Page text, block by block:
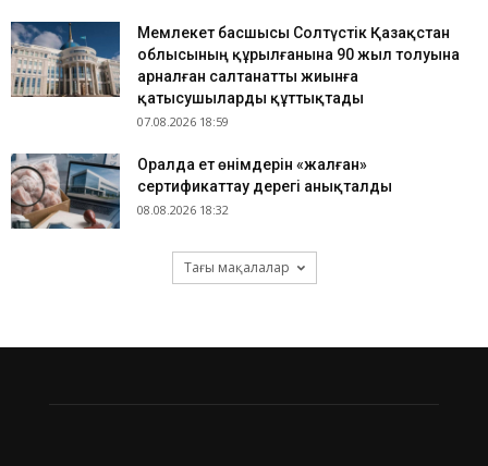
Мемлекет басшысы Солтүстік Қазақстан
облысының құрылғанына 90 жыл толуына
арналған салтанатты жиынға
қатысушыларды құттықтады
07.08.2026 18:59
Оралда ет өнімдерін «жалған»
сертификаттау дерегі анықталды
08.08.2026 18:32
Тағы мақалалар